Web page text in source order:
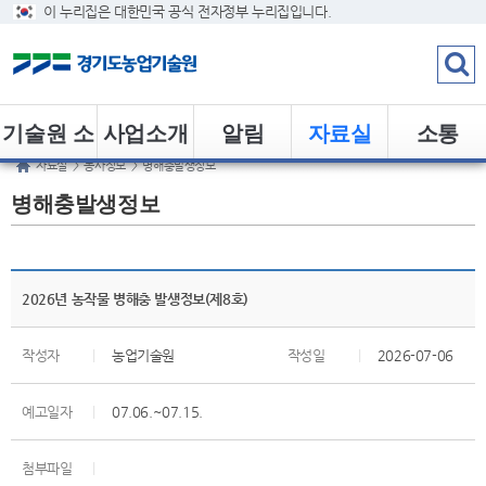
이 누리집은 대한민국 공식 전자정부 누리집입니다.
소통
자료실
알림
사업소개
기술원 소
개
자료실 > 농사정보 > 병해충발생정보
병해충발생정보
2026년 농작물 병해충 발생정보(제8호)
작성자 농업기술원 작성일 2026-07-06
예고일자 07.06.~07.15.
첨부파일